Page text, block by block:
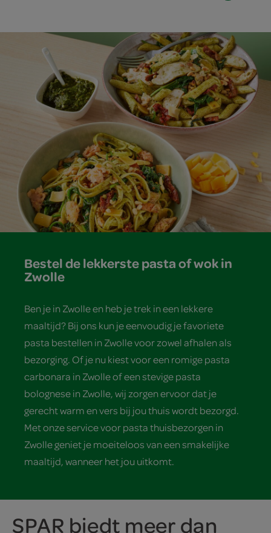
Bestel de lekkerste pasta of wok in
Zwolle
Ben je in Zwolle en heb je trek in een lekkere
maaltijd? Bij ons kun je eenvoudig je favoriete
pasta bestellen in Zwolle voor zowel afhalen als
bezorging. Of je nu kiest voor een romige pasta
carbonara in Zwolle of een stevige pasta
bolognese in Zwolle, wij zorgen ervoor dat je
gerecht warm en vers bij jou thuis wordt bezorgd.
Met onze service voor pasta thuisbezorgen in
Zwolle geniet je moeiteloos van een smakelijke
maaltijd, wanneer het jou uitkomt.
SPAR biedt meer dan